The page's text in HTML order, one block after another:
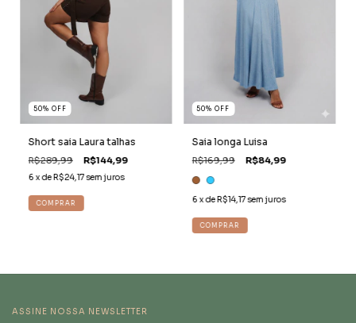
50% OFF
Short saia Laura talhas
R$289,99 R$144,99
6 x de R$24,17 sem juros
COMPRAR
50%OFF
Saia longa Luisa
R$169,99 R$84,99
6x de R$14,17sem juros
COMPRAR
ASSINE NOSSA NEWSLETTER